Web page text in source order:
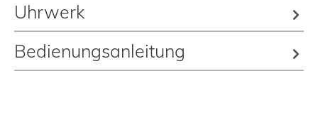
Uhrwerk
Bedienungsanleitung